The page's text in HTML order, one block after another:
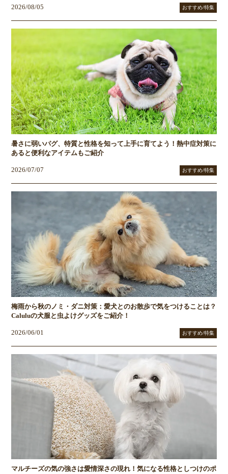
2026/08/05 おすすめ/特集
暑さに弱いパグ、特質と性格を知って上手に育てよう！熱中症対策に
あると便利なアイテムもご紹介
2026/07/07 おすすめ/特集
梅雨から秋のノミ・ダニ対策：愛犬とのお散歩で気をつけることは？
Caluluの犬服と虫よけグッズをご紹介！
2026/06/01 おすすめ/特集
マルチーズの気の強さは愛情深さの現れ！気になる性格としつけのポ